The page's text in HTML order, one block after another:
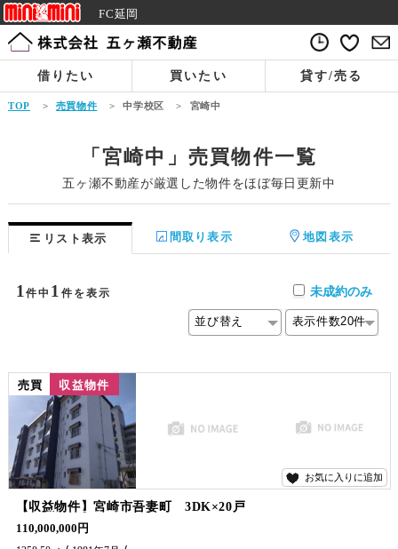
FC延岡
借りたい 買いたい 貸す/売る
TOP > 売買物件 > 中学校区 > 宮崎中
「宮崎中」売買物件一覧
五ヶ瀬不動産が厳選した物件をほぼ毎日更新中
リスト表示 間取り表示 地図表示
1件中 1件を表示 未成約のみ
売買 収益物件
お気に入りに追加
【収益物件】宮崎市吾妻町 3DK×20戸
20世帯の収益ビルです。2023年に外壁全面塗装済みです。宮崎市街地へはもちろん、小戸之橋が新しくなったので、南部方面へのアクセス良好です。満室時の想定利回り約9％です。 お問合せは、五ヶ瀬不動産までお願い致します。
110,000,000円